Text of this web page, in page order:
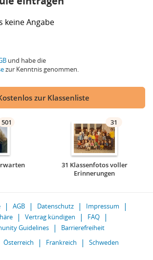
keine Angabe
und habe die
zur Kenntnis genommen.
zur Klassenliste
501 31
31 Klassenfotos voller
Erinnerungen
AGB Datenschutz
Impressum
Vertrag kündigen
FAQ
Guidelines
Barrierefreiheit
Österreich Frankreich Schweden